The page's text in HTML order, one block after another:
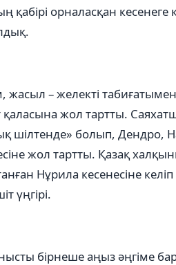
орналасқан кесенеге
жасыл – желекті табиғатымен
жол тартты.
шілтенде» болып, Дендро,
жол тартты. Қазақ
Нұрила кесенесіне
үңгірі.
бірнеше аңыз әңгіме